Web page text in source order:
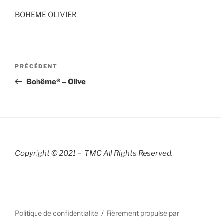
BOHEME OLIVIER
Navigation
l’article
Article
précédent
PRÉCÉDENT
Bohême® – Olive
Copyright © 2021 – TMC All Rights Reserved.
Politique de confidentialité
Fièrement propulsé par